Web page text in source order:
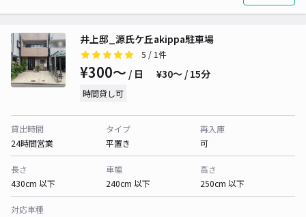
井上邸_源氏ケ丘akippa駐車場
5 / 1件
¥300〜 / 日 ¥30〜 / 15分
時間貸し可
貸出時間
24時間営業
タイプ
平置き
再入庫
可
長さ
430cm 以下
車幅
240cm 以下
高さ
250cm 以下
対応車種